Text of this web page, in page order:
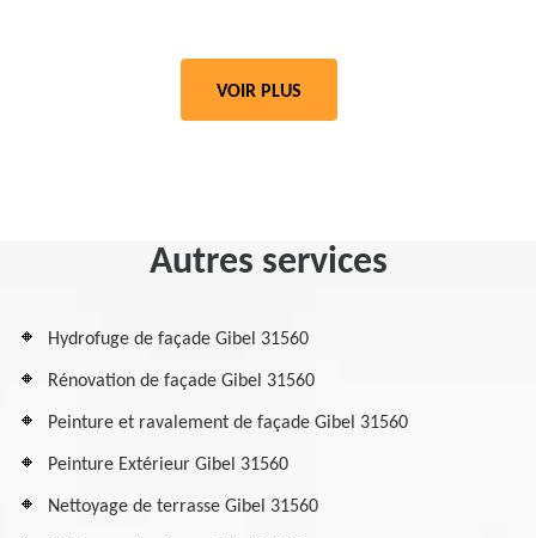
VOIR PLUS
Autres services
Hydrofuge de façade Gibel 31560
Rénovation de façade Gibel 31560
Peinture et ravalement de façade Gibel 31560
Peinture Extérieur Gibel 31560
Nettoyage de terrasse Gibel 31560